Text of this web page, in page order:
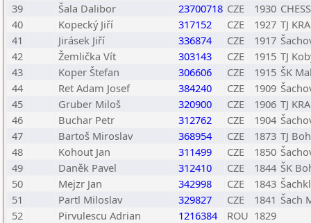
39
Šala Dalibor 23700718 CZE 1930
40
Kopecký Jiří 317152 CZE 1927 TJ
41
Jirásek Jiří 336874 CZE 1917
42
Žemlička Vít 303143 CZE 1915 TJ
43
Koper Štefan 306606 CZE 1915 ŠK
44
Ret Adam Josef 384240 CZE 1909
45
Gruber Miloš 320900 CZE 1906 TJ
46
Buchar Petr 312762 CZE 1904
47
Bartoš Miroslav 368954 CZE 1873 TJ
48
Kohout Jan 311499 CZE 1850
49
Daněk Pavel 312410 CZE 1844 ŠK
50
Mejzr Jan 342998 CZE 1843
51
Partl Miloslav 329827 CZE 1841 Šach
52
Pirvulescu Adrian 1216384 ROU 1829